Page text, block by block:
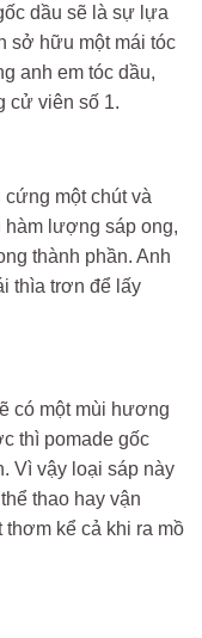
dầu sẽ là sự lựa
sở hữu một mái tóc
anh em tóc dầu,
cử viên số 1.
một chút và
lượng sáp ong,
thành phần. Anh
thìa trơn để lấy
có một mùi hương
thì pomade gốc
Vì vậy loại sáp này
thao hay vận
kể cả khi ra mồ